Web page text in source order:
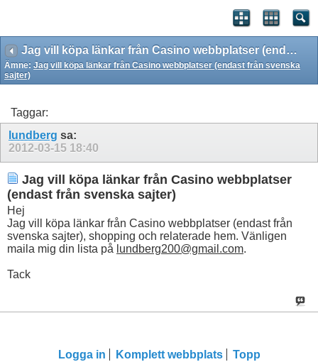
Jag vill köpa länkar från Casino webbplatser (endast från svenska sajter)
Ämne: Jag vill köpa länkar från Casino webbplatser (endast från svenska
sajter)
Taggar:
lundberg sa:
2012-03-15 18:40
Jag vill köpa länkar från Casino webbplatser
(endast från svenska sajter)
Hej
Jag vill köpa länkar från Casino webbplatser (endast från
svenska sajter), shopping och relaterade hem. Vänligen
maila mig din lista på lundberg200@gmail.com.
Tack
Logga in Komplett webbplats Topp